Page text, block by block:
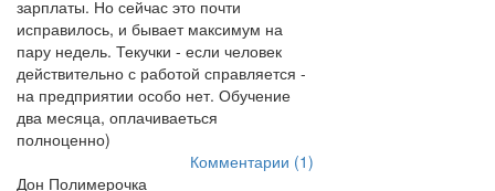
зарплаты. Но сейчас это почти
исправилось, и бывает максимум на
пару недель. Текучки - если человек
действительно с работой справляется -
на предприятии особо нет. Обучение
два месяца, оплачиваеться
полноценно)
Комментарии (1)
Дон Полимерочка